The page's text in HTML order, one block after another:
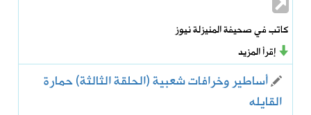
كاتب في صحيفة المنيزلة نيوز
إقرأ المزيد
أساطير وخرافات شعبية (الحلقة الثالثة) حمارة
القايله